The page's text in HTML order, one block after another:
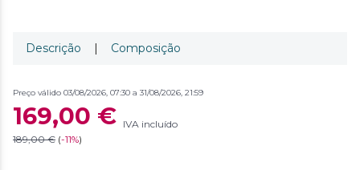
Descrição | Composição
Preço válido 03/08/2026, 07:30 a 31/08/2026, 21:59
169,00 € IVA incluído
189,00 € (-11%)